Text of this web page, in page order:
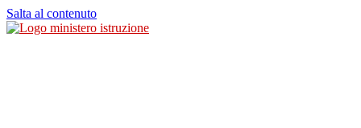
Salta al contenuto